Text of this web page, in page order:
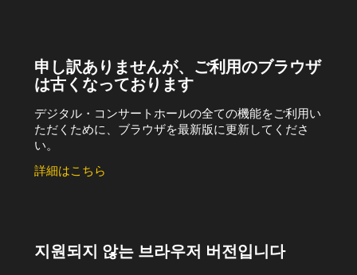
申し訳ありませんが、ご利用のブラウザ
は古くなっております
デジタル・コンサートホールの全ての機能をご利用い
ただくために、ブラウザを最新版に更新してくださ
い。
詳細はこちら
지원되지 않는 브라우저 버전입니다